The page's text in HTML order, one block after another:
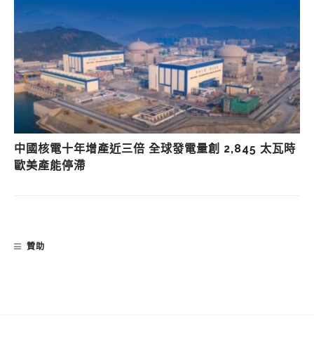
中國核電十年增產近三倍 全球發電量創 2,845 太瓦時
歐美產能停滯
贊助